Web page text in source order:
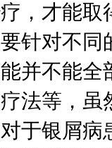
，才能取
针对不
并不能
法等，
于银屑